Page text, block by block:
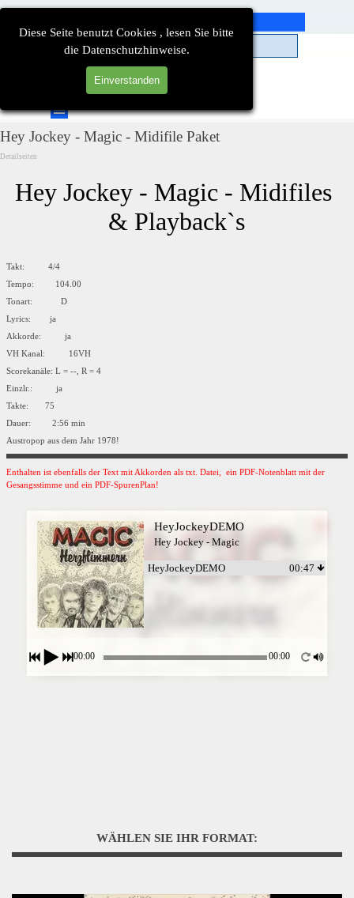
Diese Seite benutzt Cookies , lesen Sie bitte
die Datenschutzhinweise.
Einverstanden
Direkt zum Seiteninhalt
Menü überspringen
Hey Jockey - Magic - Midifile Paket
Detailseiten
Hey Jockey - Magic - Midifiles
& Playback`s
Takt: 4/4
Tempo: 104.00
Tonart: D
Lyrics: ja
Akkorde: ja
VH Kanal: 16VH
Scorekanäle: L = --, R = 4
Einzlr.: ja
Takte: 75
Dauer: 2:56 min
Austropop aus dem Jahr 1978!
Enthalten ist ebenfalls der Text mit Akkorden als txt. Datei, ein PDF-Notenblatt mit der
Gesangsstimme und ein PDF-SpurenPlan!
HeyJockeyDEMO
Hey Jockey - Magic
HeyJockeyDEMO 00:47
00:00 00:00
WÄHLEN SIE IHR FORMAT: